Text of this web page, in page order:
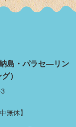
島・パラセ―リン
）
無休】